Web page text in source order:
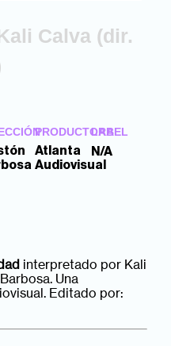
Calva (dir.
PRODUCTORA
Atlanta
Audiovisual
LABEL
N/A
interpretado por Kali
Una
Editado por: